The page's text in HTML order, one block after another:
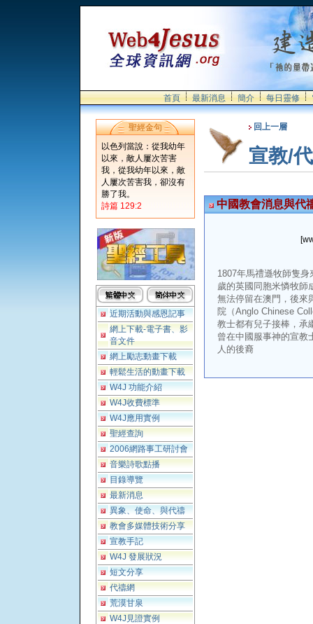
首頁 最新消息 簡介 每日靈修
聖經金句
以色列當說：從我幼年
以來，敵人屢次苦害
我，從我幼年以來，敵
人屢次苦害我，卻沒有
勝了我。
詩篇 129:2
近期活動與感恩記事
網上下載-電子書、影
音文件
網上勵志動畫下載
輕鬆生活的動畫下載
W4J 功能介紹
W4J收費標準
W4J應用實例
聖經查詢
2006網路事工研討會
音樂詩歌點播
目錄導覽
最新消息
異象、使命、與代禱
教會多媒體技術分享
宣教手記
W4J 發展狀況
短文分享
代禱網
荒漠甘泉
W4J見證實例
回上一層
宣教/
中國教會消息與代
1807年馬禮遜牧師隻
歲的英國同胞米憐牧師
無法停留在澳門，後來
院（Anglo Chinese
教士都有兒子接棒，承
曾在中國服事神的宣教
人的後裔